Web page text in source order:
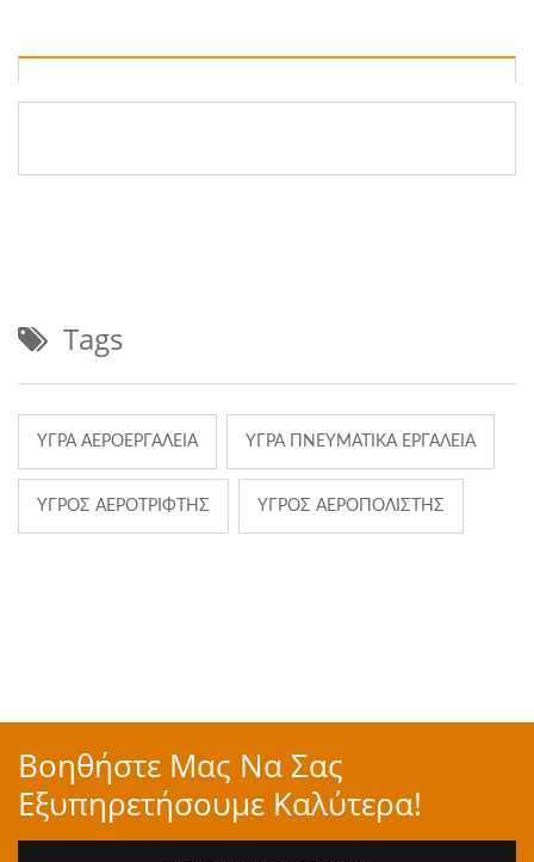
Tags
ΥΓΡΆ ΑΕΡΟΕΡΓΑΛΕΊΑ ΥΓΡΆ ΠΝΕΥΜΑΤΙΚΆ ΕΡΓΑΛΕΊΑ
ΥΓΡΌΣ ΑΕΡΟΤΡΊΦΤΗΣ ΥΓΡΌΣ ΑΕΡΟΠΟΛΙΣΤΉΣ
Βοηθήστε Μας Να Σας
Εξυπηρετήσουμε Καλύτερα!